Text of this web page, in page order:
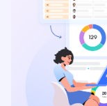
Apa itu